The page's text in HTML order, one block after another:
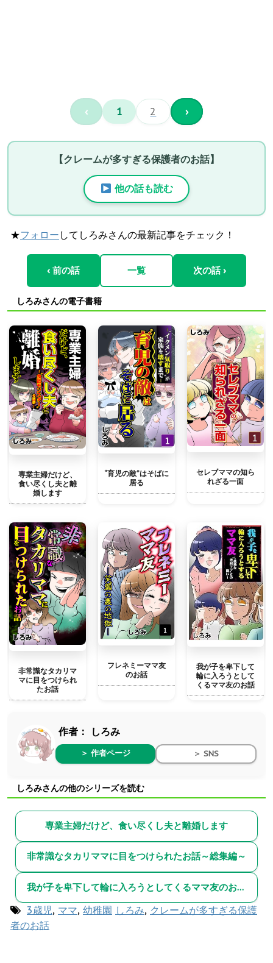
‹ 1 2 ›
【クレームが多すぎる保護者のお話】
他の話も読む
★フォロー してしろみさんの最新記事をチェック！
‹ 前の話 一覧 次の話 ›
しろみさんの電子書籍
専業主婦だけど、
食い尽くし夫と離
婚します
“育児の敵”はそばに
居る
セレブママの知ら
れざる一面
非常識なタカリマ
マに目をつけられ
たお話
フレネミーママ友
のお話
我が子を卑下して
輪に入ろうとして
くるママ友のお話
作者： しろみ
＞ 作者ページ ＞ SNS
しろみさんの他のシリーズを読む
専業主婦だけど、食い尽くし夫と離婚します
非常識なタカリママに目をつけられたお話～総集編～
我が子を卑下して輪に入ろうとしてくるママ友のお話～総集編～
3歳児, ママ, 幼稚園 しろみ, クレームが多すぎる保護
者のお話